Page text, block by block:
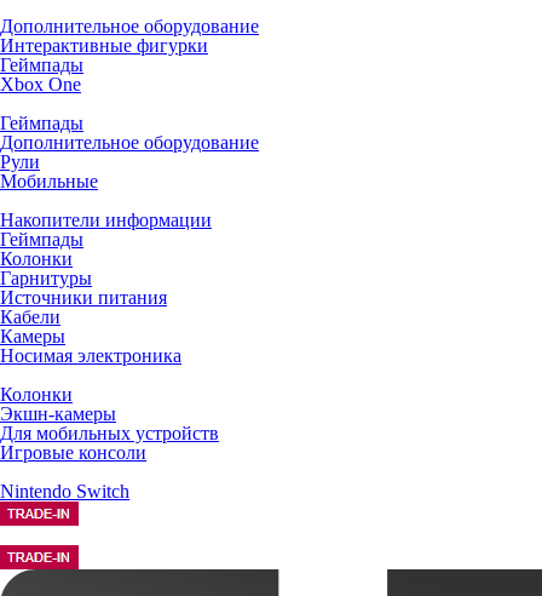
Дополнительное оборудование
Интерактивные фигурки
Геймпады
Xbox One
Геймпады
Дополнительное оборудование
Рули
Мобильные
Накопители информации
Геймпады
Колонки
Гарнитуры
Источники питания
Кабели
Камеры
Носимая электроника
Колонки
Экшн-камеры
Для мобильных устройств
Игровые консоли
Nintendo Switch